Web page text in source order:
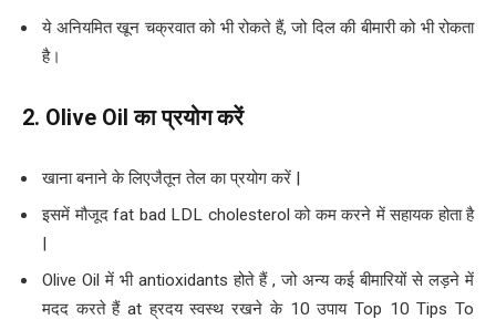
ये अनियमित खून चक्रवात को भी रोकते हैं, जो दिल की बीमारी को भी रोकता
है।
2. Olive Oilका प्रयोग करें
खाना बनाने के लिएजैतून तेल का प्रयोग करें |
इसमें मौजूद fat bad LDL cholesterol को कम करने में सहायक होता है
|
Olive Oil में भी antioxidants होते हैं , जो अन्य कई बीमारियों से लड़ने में
मदद करते हैं at ह्रदय स्वस्थ रखने के 10 उपाय Top 10 Tips To